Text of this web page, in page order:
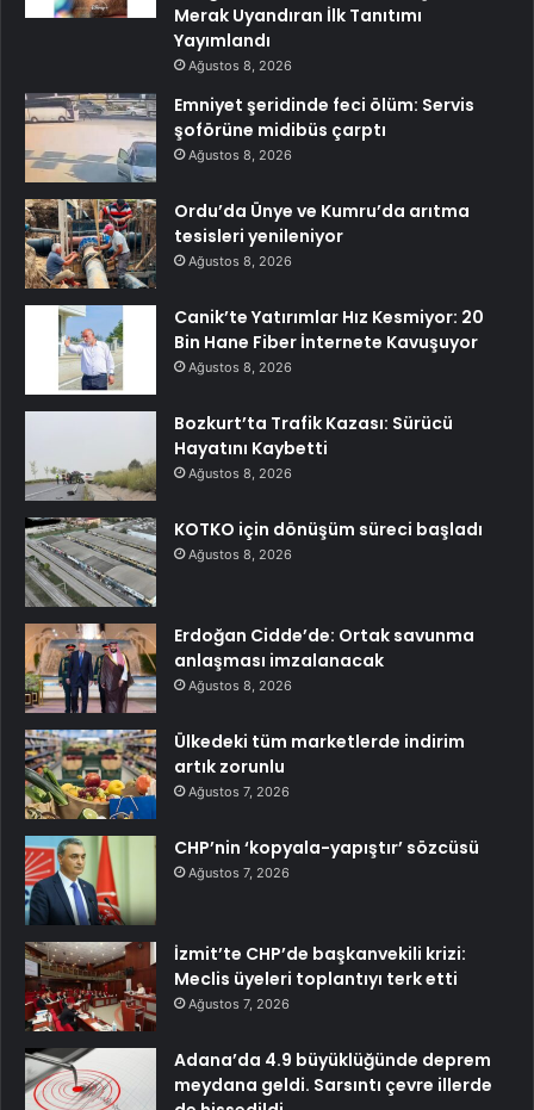
Merak Uyandıran İlk Tanıtımı
Yayımlandı
Ağustos 8, 2026
Emniyet şeridinde feci ölüm: Servis
şoförüne midibüs çarptı
Ağustos 8, 2026
Ordu’da Ünye ve Kumru’da arıtma
tesisleri yenileniyor
Ağustos 8, 2026
Canik’te Yatırımlar Hız Kesmiyor: 20
Bin Hane Fiber İnternete Kavuşuyor
Ağustos 8, 2026
Bozkurt’ta Trafik Kazası: Sürücü
Hayatını Kaybetti
Ağustos 8, 2026
KOTKO için dönüşüm süreci başladı
Ağustos 8, 2026
Erdoğan Cidde’de: Ortak savunma
anlaşması imzalanacak
Ağustos 8, 2026
Ülkedeki tüm marketlerde indirim
artık zorunlu
Ağustos 7, 2026
CHP’nin ‘kopyala-yapıştır’ sözcüsü
Ağustos 7, 2026
İzmit’te CHP’de başkanvekili krizi:
Meclis üyeleri toplantıyı terk etti
Ağustos 7, 2026
Adana’da 4.9 büyüklüğünde deprem
meydana geldi. Sarsıntı çevre illerde